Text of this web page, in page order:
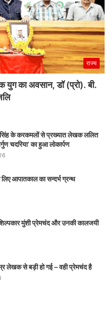
राज्य
युग का अवसान, डॉ (प्रो). बी.
सिंह के करकमलों से प्रख्यात लेखक ललित
चदरिया’ का हुआ लोकार्पण
लिए आपातकाल का सन्दर्भ ग्रन्थ
मुंशी प्रेमचंद और उनकी कालजयी
लेखक से बड़ी हो गई – वही प्रेमचंद है